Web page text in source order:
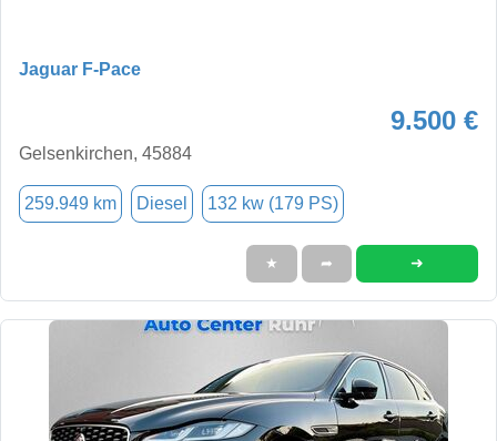
Jaguar F-Pace
9.500 €
Gelsenkirchen, 45884
259.949 km Diesel 132 kw (179 PS)
★ ➦ ➜